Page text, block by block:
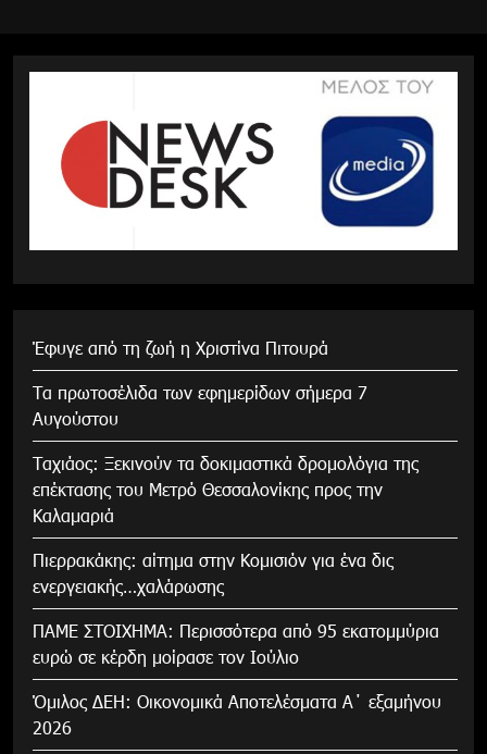
Έφυγε από τη ζωή η Χριστίνα Πιτουρά
Τα πρωτοσέλιδα των εφημερίδων σήμερα 7
Αυγούστου
Tαχιάος: Ξεκινούν τα δοκιμαστικά δρομολόγια της
επέκτασης του Μετρό Θεσσαλονίκης προς την
Καλαμαριά
Πιερρακάκης: αίτημα στην Κομισιόν για ένα δις
ενεργειακής…χαλάρωσης
ΠΑΜΕ ΣΤΟΙΧΗΜΑ: Περισσότερα από 95 εκατομμύρια
ευρώ σε κέρδη μοίρασε τον Ιούλιο
Όμιλος ΔΕΗ: Οικονομικά Αποτελέσματα Α΄ εξαμήνου
2026